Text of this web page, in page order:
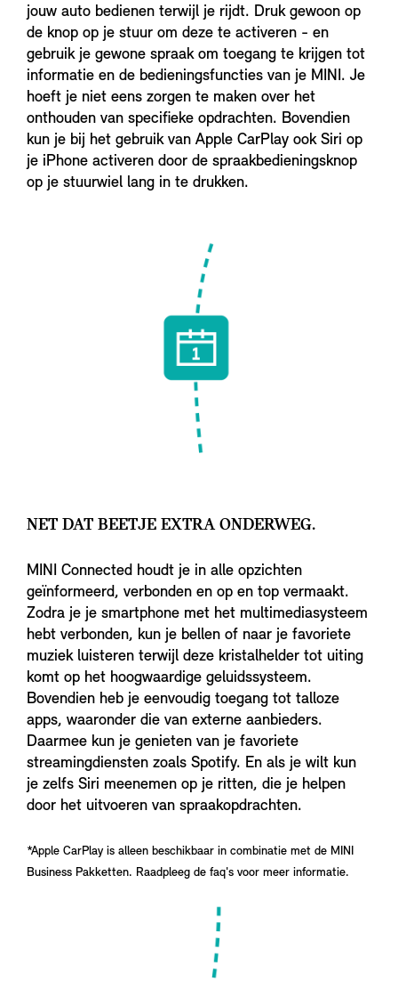
jouw auto bedienen terwijl je rijdt. Druk gewoon op
de knop op je stuur om deze te activeren - en
gebruik je gewone spraak om toegang te krijgen tot
informatie en de bedieningsfuncties van je MINI. Je
hoeft je niet eens zorgen te maken over het
onthouden van specifieke opdrachten. Bovendien
kun je bij het gebruik van Apple CarPlay ook Siri op
je iPhone activeren door de spraakbedieningsknop
op je stuurwiel lang in te drukken.
NET DAT BEETJE EXTRA ONDERWEG.
MINI Connected houdt je in alle opzichten
geïnformeerd, verbonden en op en top vermaakt.
Zodra je je smartphone met het multimediasysteem
hebt verbonden, kun je bellen of naar je favoriete
muziek luisteren terwijl deze kristalhelder tot uiting
komt op het hoogwaardige geluidssysteem.
Bovendien heb je eenvoudig toegang tot talloze
apps, waaronder die van externe aanbieders.
Daarmee kun je genieten van je favoriete
streamingdiensten zoals Spotify. En als je wilt kun
je zelfs Siri meenemen op je ritten, die je helpen
door het uitvoeren van spraakopdrachten.
*Apple CarPlay is alleen beschikbaar in combinatie met de MINI
Business Pakketten. Raadpleeg de faq's voor meer informatie.